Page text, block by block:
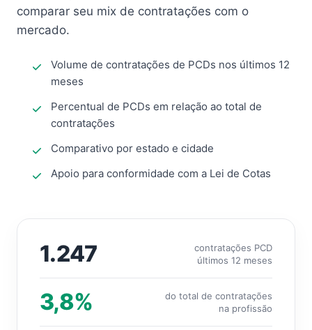
comparar seu mix de contratações com o
mercado.
Volume de contratações de PCDs nos últimos 12
meses
Percentual de PCDs em relação ao total de
contratações
Comparativo por estado e cidade
Apoio para conformidade com a Lei de Cotas
1.247
contratações PCD
últimos 12 meses
3,8%
do total de contratações
na profissão